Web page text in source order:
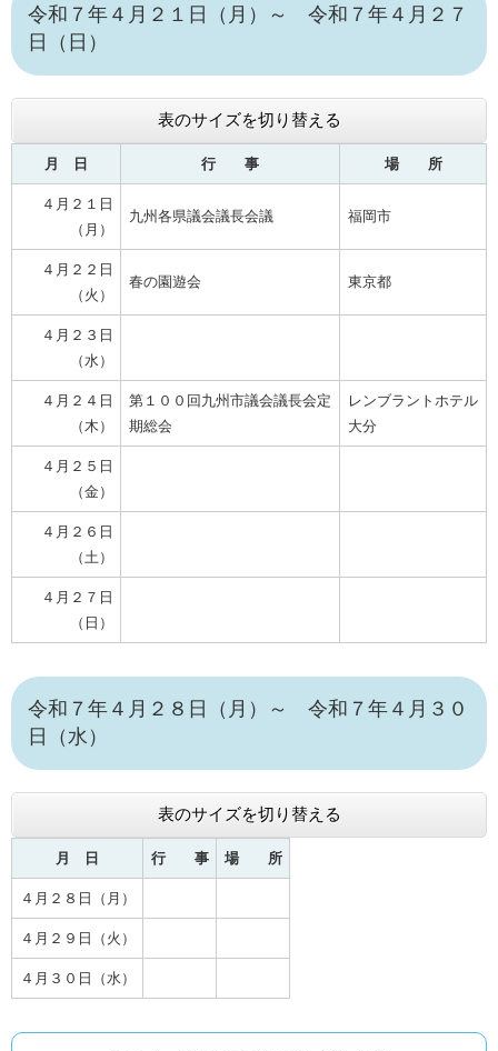
令和７年４月２１日（月）～ 令和７年４月２７
日（日）
表のサイズを切り替える
月 日 行 事 場 所
４月２１日
（月）
九州各県議会議長会議 福岡市
４月２２日
（火）
春の園遊会 東京都
４月２３日
（水）
４月２４日
（木）
第１００回九州市議会議長会定
期総会
レンブラントホテル
大分
４月２５日
（金）
４月２６日
（土）
４月２７日
（日）
令和７年４月２８日（月）～ 令和７年４月３０
日（水）
表のサイズを切り替える
月 日 行 事 場 所
４月２８日（月）
４月２９日（火）
４月３０日（水）